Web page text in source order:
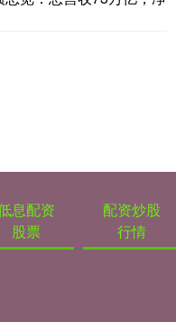
息配资
股票
配资炒股
行情